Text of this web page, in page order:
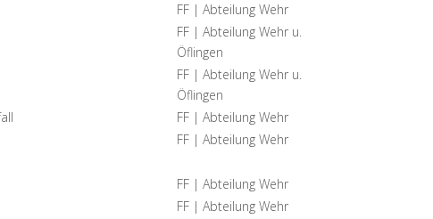
FF | Abteilung Wehr
FF | Abteilung Wehr u.
Öflingen
FF | Abteilung Wehr u.
Öflingen
FF | Abteilung Wehr
FF | Abteilung Wehr
FF | Abteilung Wehr
FF | Abteilung Wehr